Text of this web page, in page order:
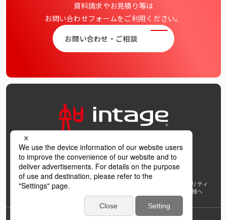
資料請求やお見積り等は
お問い合わせフォームをご利用ください。
お問い合わせ・ご相談
個人情報保護方針および個人情報の取扱いについて
ウェブアクセシビリティ
AI利活用指針著作権・サイトリンク
報道機関の皆様へ
学び支援プロジェクトインテージホールディングス
Back to Top